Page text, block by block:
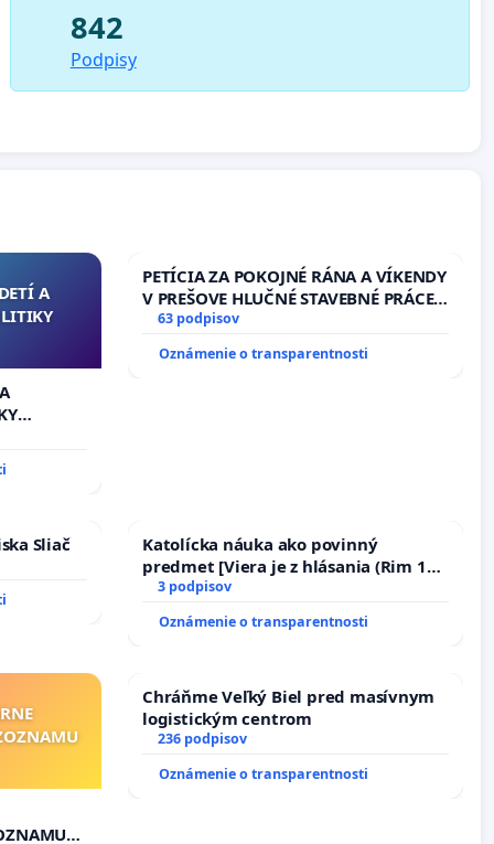
842
Podpisy
A
PETÍCIA ZA POKOJNÉ RÁNA A VÍKENDY
V PREŠOVE HLUČNÉ STAVEBNÉ PRÁCE
V SOBOTU LEN OD 9.00 DO 13.00
8.00 – 18.00 HOD. A PRAVIDELNÁ
63 podpisov
Oznámenie o transparentnosti
Sliač
Katolícka náuka ako povinný
predmet [Viera je z hlásania (Rim 10,
17)]
3 podpisov
Oznámenie o transparentnosti
Chráňme Veľký Biel pred masívnym
logistickým centrom
236 podpisov
Oznámenie o transparentnosti